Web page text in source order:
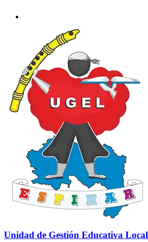
Unidad de Gestión Educativa Local